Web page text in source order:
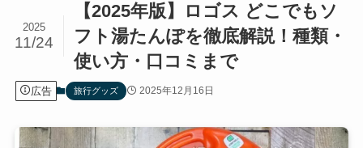
【2025年版】ロゴス どこでもソ
フト湯たんぽを徹底解説！種類・
使い方・口コミまで
2025
11/24
広告 旅行グッズ 2025年12月16日